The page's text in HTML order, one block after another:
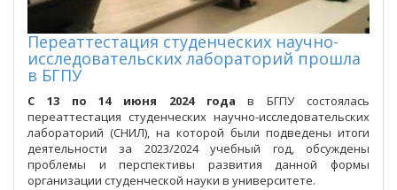
Переаттестация студенческих научно-
исследовательских лабораторий прошла
в БГПУ
С 13 по 14 июня 2024 года в БГПУ состоялась
переаттестация студенческих научно-исследовательских
лабораторий (СНИЛ), на которой были подведены итоги
деятельности за 2023/2024 учебный год, обсуждены
проблемы и перспективы развития данной формы
организации студенческой науки в университете.